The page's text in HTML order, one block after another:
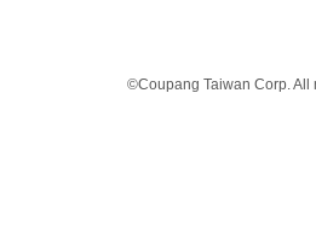
©Coupang Taiwan Corp. All